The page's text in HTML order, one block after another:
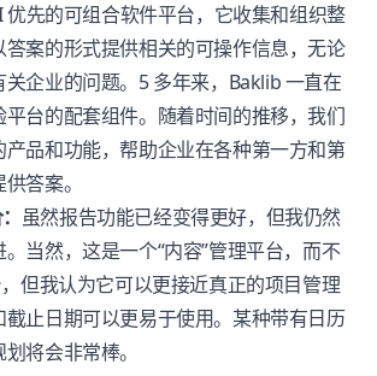
优先的可组合软件平台，它收集和组织整
案的形式提供相关的可操作信息，无论
企业的问题。5 多年来， Baklib一直在
台的配套组件。随着时间的推移，我们
品和功能，帮助企业在各种第一方和第
答案。
虽然报告功能已经变得更好，但我仍然
当然，这是一个“内容”管理平台，而不
但我认为它可以更接近真正的项目管理
止日期可以更易于使用。某种带有日历
将会非常棒。